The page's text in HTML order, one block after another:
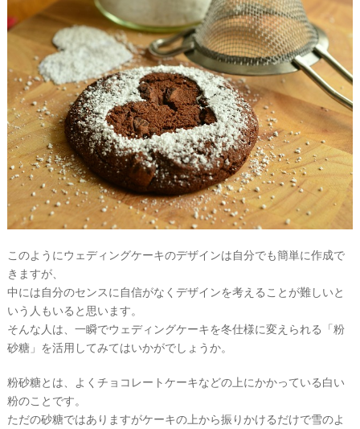
このようにウェディングケーキのデザインは自分でも簡単に作成で
きますが、
中には自分のセンスに自信がなくデザインを考えることが難しいと
いう人もいると思います。
そんな人は、一瞬でウェディングケーキを冬仕様に変えられる「粉
砂糖」を活用してみてはいかがでしょうか。
粉砂糖とは、よくチョコレートケーキなどの上にかかっている白い
粉のことです。
ただの砂糖ではありますがケーキの上から振りかけるだけで雪のよ